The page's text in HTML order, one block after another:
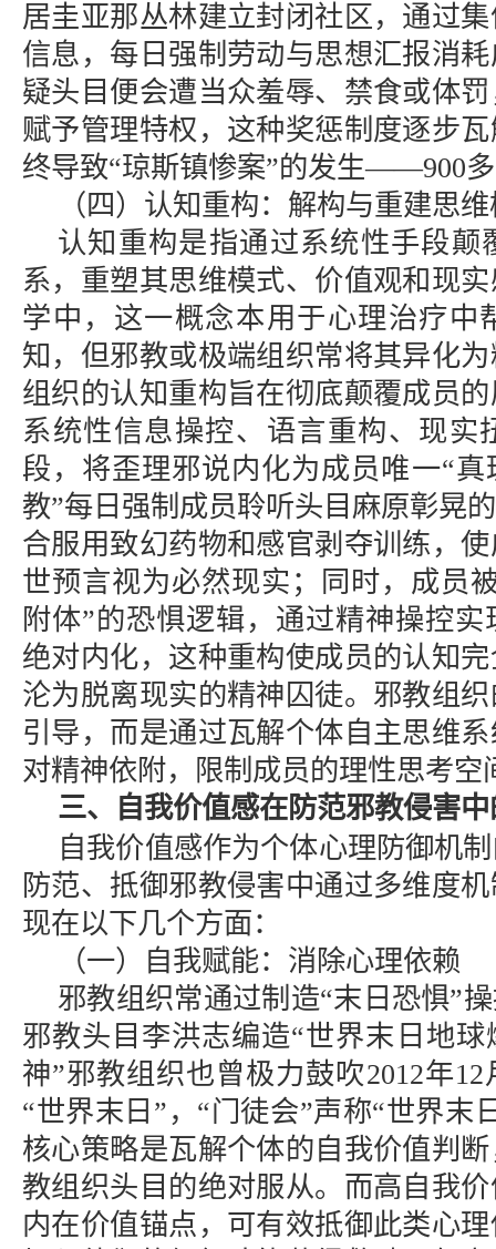
居圭亚那丛林建立封闭社区，通过
信息，每日强制劳动与思想汇报消
疑头目便会遭当众羞辱、禁食或体
赋予管理特权，这种奖惩制度逐步
终导致“琼斯镇惨案”的发生——900
（四）认知重构：解构与重建思
认知重构是指通过系统性手段颠
系，重塑其思维模式、价值观和现
学中，这一概念本用于心理治疗中
知，但邪教或极端组织常将其异化
组织的认知重构旨在彻底颠覆成员
系统性信息操控、语言重构、现实
段，将歪理邪说内化为成员唯一“真
教”每日强制成员聆听头目麻原彰晃
合服用致幻药物和感官剥夺训练，
世预言视为必然现实；同时，成员
附体”的恐惧逻辑，通过精神操控
绝对内化，这种重构使成员的认知
沦为脱离现实的精神囚徒。邪教组
引导，而是通过瓦解个体自主思维
对精神依附，限制成员的理性思考空
三、自我价值感在防范邪教侵害
自我价值感作为个体心理防御机
防范、抵御邪教侵害中通过多维度
现在以下几个方面：
（一）自我赋能：消除心理依赖
邪教组织常通过制造“末日恐惧”
邪教头目李洪志编造“世界末日地球
神”邪教组织也曾极力鼓吹2012年
“世界末日”，“门徒会”声称“世界末
核心策略是瓦解个体的自我价值判
教组织头目的绝对服从。而高自我
内在价值锚点，可有效抵御此类心